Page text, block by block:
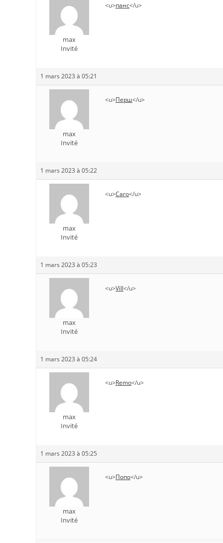
max
Invité
<u>панс</u>
1 mars 2023 à 05:21
max
Invité
<u>Перш</u>
1 mars 2023 à 05:22
max
Invité
<u>Caro</u>
1 mars 2023 à 05:23
max
Invité
<u>Vill</u>
1 mars 2023 à 05:24
max
Invité
<u>Remo</u>
1 mars 2023 à 05:25
max
Invité
<u>Попо</u>